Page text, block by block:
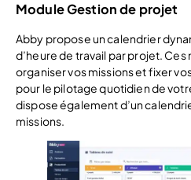
Module Gestion de projet
Abby propose un calendrier
d’heure de travail par projet. Ces
organiser vos missions et fixer
pour le pilotage quotidien de
dispose également d’un
missions.